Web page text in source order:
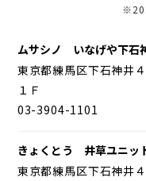
ムサシノ いなげや下石
東京都練馬区下石神井
１Ｆ
03-3904-1101
きょくとう 井草ユニッ
東京都練馬区下石神井